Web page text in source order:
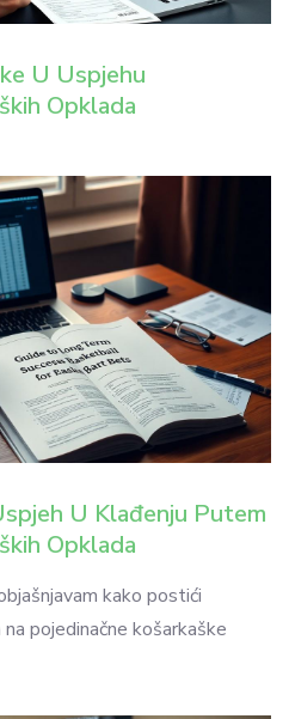
U Uspjehu
Opklada
U Klađenju Putem
Opklada
kako postići
pojedinačne košarkaške